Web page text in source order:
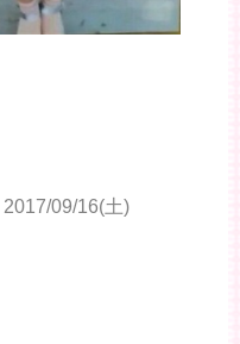
2017/09/16(土)